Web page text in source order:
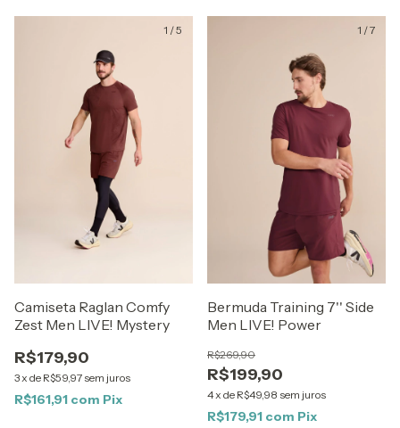
1 /5
Camiseta Raglan Comfy
Zest Men LIVE! Mystery
R$179,90
3x de R$59,97 sem juros
R$161,91 com Pix
1 /7
Bermuda Training 7'' Side
Men LIVE! Power
R$199,90
R$269,90
4x de R$49,98 sem juros
R$179,91 com Pix